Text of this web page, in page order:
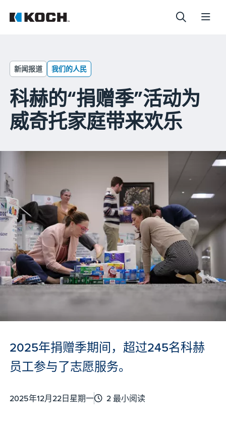
新闻报道 我们的人民
科赫的“捐赠季”活动为
威奇托家庭带来欢乐
2025年捐赠季期间，超过245名科赫
员工参与了志愿服务。
2025年12月22日星期一 2 最小阅读